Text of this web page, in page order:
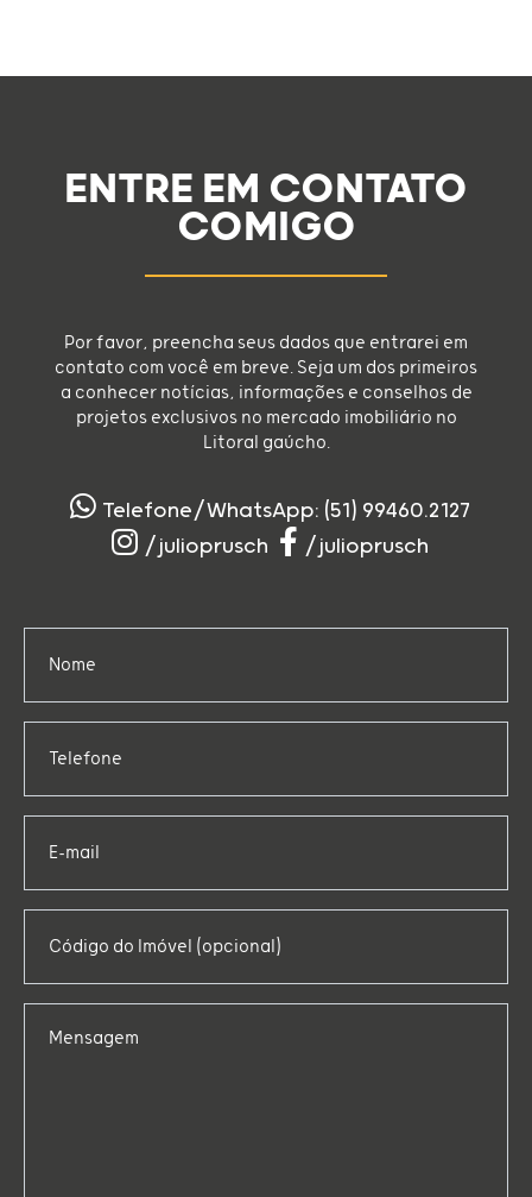
ENTRE EM CONTATO
COMIGO
Por favor, preencha seus dados que entrarei em
contato com você em breve. Seja um dos primeiros
a conhecer notícias, informações e conselhos de
projetos exclusivos no mercado imobiliário no
Litoral gaúcho.
Telefone/WhatsApp: (51) 99460.2127
/julioprusch
/julioprusch